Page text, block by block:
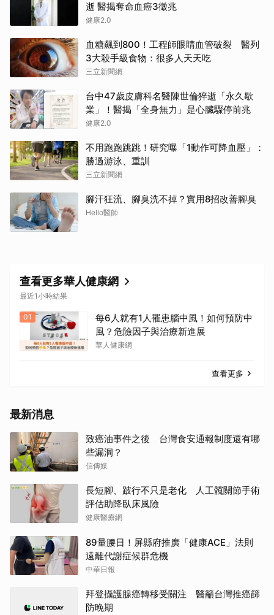
逝 醫揭奪命血癌3徵兆
健康2.0
血糖飆到800！工程師眼睛血管破裂 醫列
3大殺手級食物：很多人天天吃
三立新聞網
台中47歲皮膚科名醫陳世倫猝逝「永久歇
業」！醫揭「全身無力」是心臟驟停前兆
健康2.0
不用跑跑跳跳！研究曝「1動作可降血壓」：
勝過游泳、重訓
三立新聞網
腳汗狂流、腳臭洗不掉？實用8招改善腳臭
Hello醫師
查看更多華人健康網
最近1小時結果
01
每6人就有1人罹患腦中風！如何預防中
風？危險因子與治療新進展
華人健康網
查看更多
最新消息
致癌油事件之後 台灣食安通報制度還有哪
些漏洞？
信傳媒
長短腳、跛行不只是老化 人工髖關節手術
評估助降臥床風險
健康醫療網
89量腰日！屏縣府推廣「健康ACE」法則
遠離代謝症候群危機
中華日報
拜登攝護腺癌轉移受關注 醫籲台灣推癌篩
防晚期